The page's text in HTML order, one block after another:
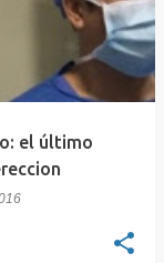
el último